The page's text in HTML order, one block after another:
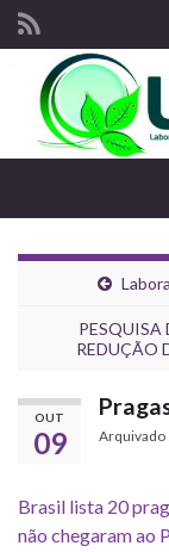
PESQUISA
REDUÇÃO
OUT
09 Arquivado
Brasil lista 20
não chegaram ao